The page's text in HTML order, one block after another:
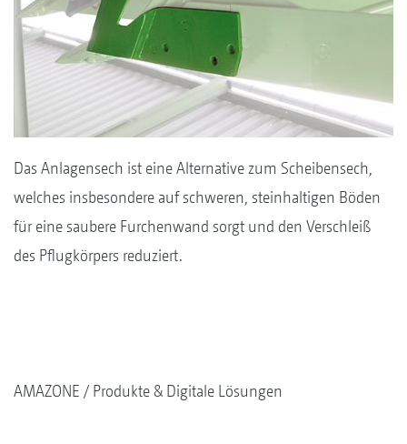
Das Anlagensech ist eine Alternative zum Scheibensech,
welches insbesondere auf schweren, steinhaltigen Böden
für eine saubere Furchenwand sorgt und den Verschleiß
des Pflugkörpers reduziert.
AMAZONE Produkte & Digitale Lösungen